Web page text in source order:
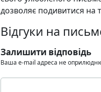
дозволяє подивитися на
Відгуки на
Залишити відповідь
Ваша e-mail адреса не